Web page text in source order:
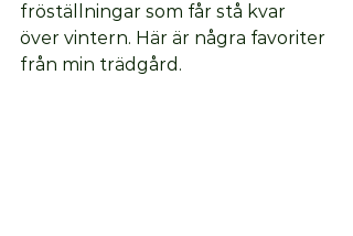
fröställningar som får stå kvar
över vintern. Här är några favoriter
från min trädgård.